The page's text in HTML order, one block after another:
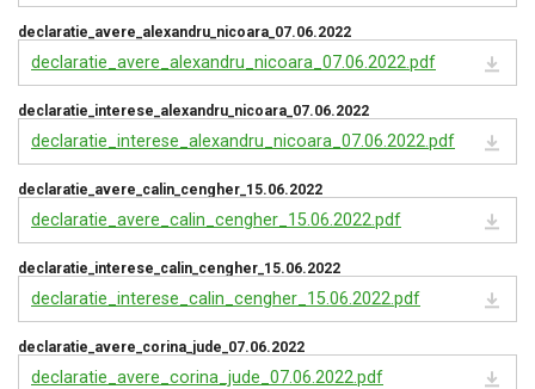
declaratie_avere_alexandru_nicoara_07.06.2022
declaratie_avere_alexandru_nicoara_07.06.2022.pdf
declaratie_interese_alexandru_nicoara_07.06.2022
declaratie_interese_alexandru_nicoara_07.06.2022.pdf
declaratie_avere_calin_cengher_15.06.2022
declaratie_avere_calin_cengher_15.06.2022.pdf
declaratie_interese_calin_cengher_15.06.2022
declaratie_interese_calin_cengher_15.06.2022.pdf
declaratie_avere_corina_jude_07.06.2022
declaratie_avere_corina_jude_07.06.2022.pdf